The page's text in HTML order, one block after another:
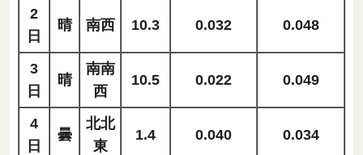
2
日
晴 南西 10.3 0.032 0.048
3
日
晴
南南
西
10.5 0.022 0.049
4
日
曇
北北
東
1.4 0.040 0.034